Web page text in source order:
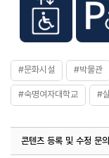
#문화시설 #박물관
#숙명여자대학교 #
콘텐츠 등록 및 수정 문의